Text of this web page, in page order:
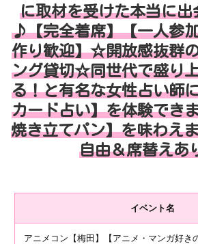
に取材を受けた本当に出
♪【完全着席】【一人参
作り歓迎】☆開放感抜群
ング貸切☆同世代で盛り
る！と有名な女性占い師
カード占い】を体験でき
焼き立てパン】を味わえ
自由＆席替えあ
イベント名
アニメコン【梅田】【アニメ・マンガ好